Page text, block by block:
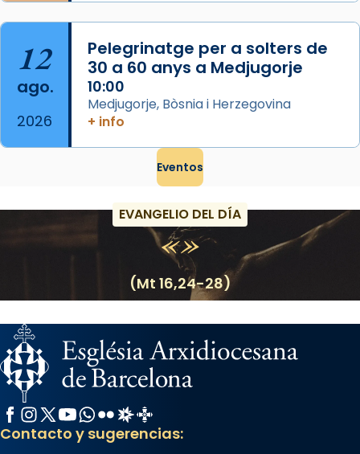
12
ago.
2026
Pelegrinatge per a solters de
30 a 60 anys a Medjugorje
10:00
Medjugorje, Bòsnia i Herzegovina
+ info
Eventos
EVANGELIO DEL DÍA
(Mt 16,24-28)
Facebook
Instagram
X / Twitter
YouTube
WhatsApp
FlickrRadio Estel
Catalunya Cristiana
Contacto y sugerencias: